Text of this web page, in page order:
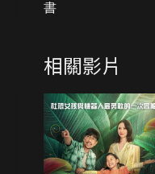
書
相關影片